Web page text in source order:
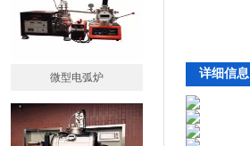
微型电弧炉 详细信息